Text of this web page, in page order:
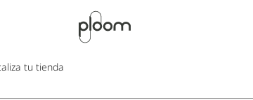
tu tienda